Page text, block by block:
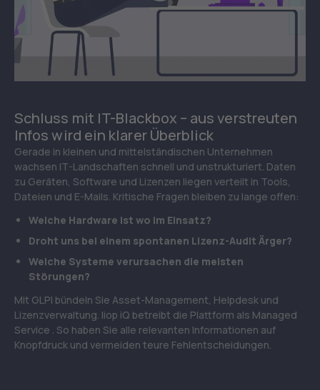
Schluss mit IT-Blackbox – aus verstreuten
Infos wird ein klarer Überblick
Gerade in kleinen und mittelständischen Unternehmen
wachsen IT-Landschaften schnell und unstrukturiert. Daten
zu Geräten, Software und Lizenzen liegen verteilt in Tools,
Dateien und E-Mails. Kritische Fragen bleiben zu lange offen:
Welche Hardware ist wo im Einsatz?
Droht uns bei einem spontanen Lizenz-Audit Ärger?
Welche Systeme verursachen die meisten
Störungen?
Mit GLPI bündeln Sie Asset-Management, Helpdesk und
Lizenzverwaltung. liop iQ betreibt die Plattform als Managed
Service . So haben Sie alle relevanten Informationen auf
Knopfdruck und vermeiden teure Fehlentscheidungen.